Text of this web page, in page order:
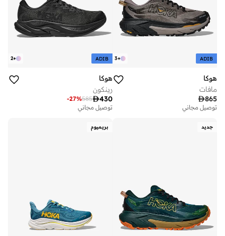
+
3 ADIB
هوكا
مافات
865
توصيل مجاني
+
2 ADIB
هوكا
رينكون
430
585
-27%
توصيل مجاني
جديد بريميوم